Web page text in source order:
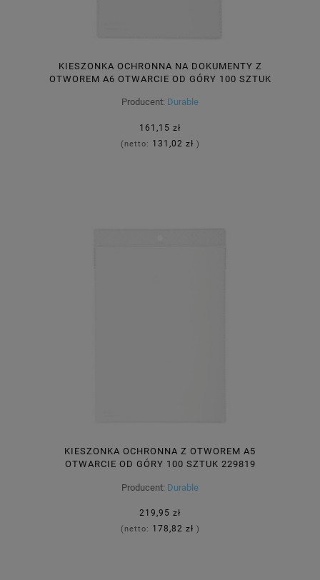
KIESZONKA OCHRONNA NA DOKUMENTY Z
OTWOREM A6 OTWARCIE OD GÓRY 100 SZTUK
Producent: Durable
161,15 zł
(netto: 131,02 zł )
KIESZONKA OCHRONNA Z OTWOREM A5
OTWARCIE OD GÓRY 100 SZTUK 229819
Producent: Durable
219,95 zł
(netto: 178,82 zł )